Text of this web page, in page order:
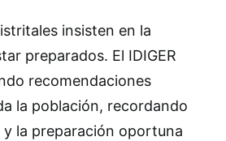
insisten en la
preparados. El IDIGER
recomendaciones
la población, recordando
y la preparación oportuna